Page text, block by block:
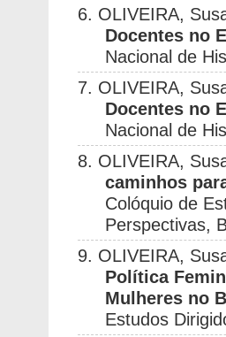
6. OLIVEIRA,
Docentes no
Nacional de
7. OLIVEIRA,
Docentes no
Nacional de
8. OLIVEIRA,
caminhos
Colóquio de
Perspectivas,
9. OLIVEIRA,
Política
Mulheres no
Estudos